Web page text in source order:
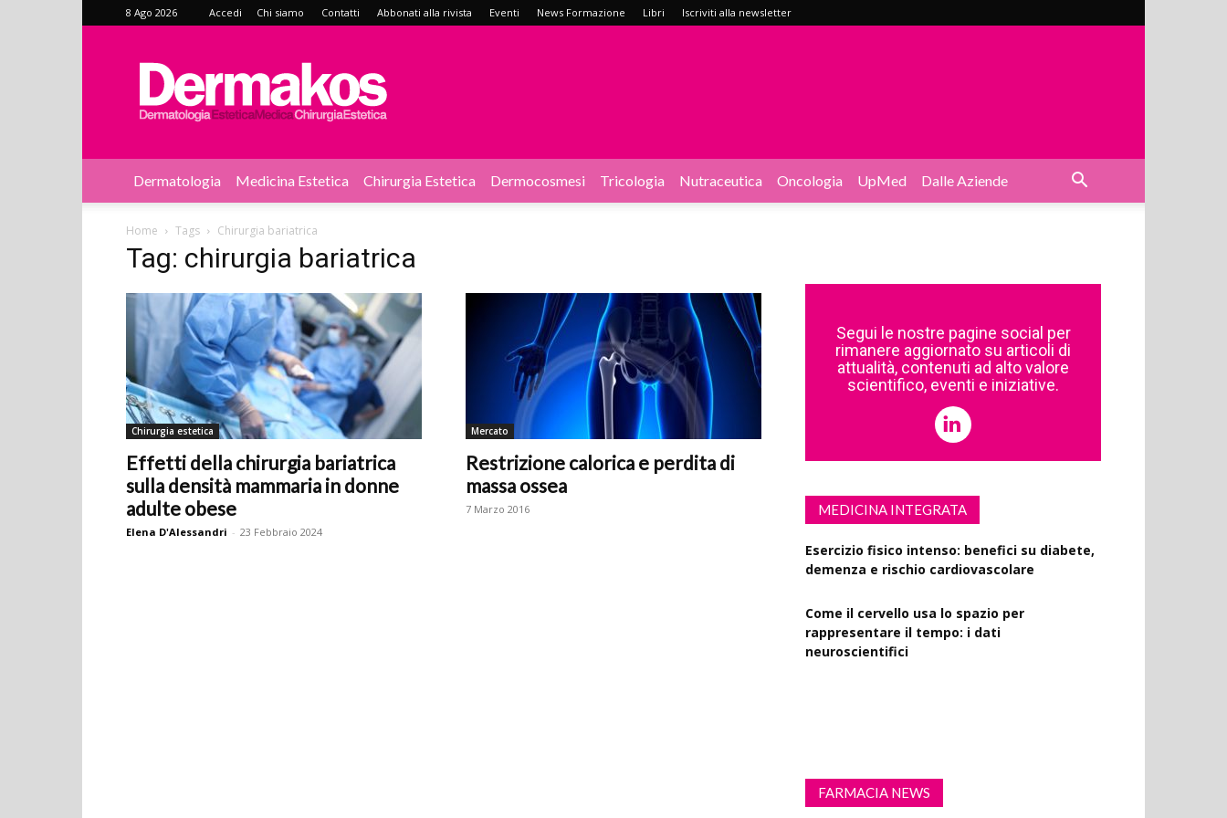
8 Ago 2026 Accedi Chi siamo Contatti Abbonati alla rivista Eventi News Formazione Libri Iscriviti alla newsletter
Dermakos
Dermatologia Medicina Estetica Chirurgia Estetica Dermocosmesi Tricologia Nutraceutica Oncologia UpMed Dalle Aziende
Home Tags Chirurgia bariatrica
Tag: chirurgia bariatrica
Chirurgia estetica
Effetti della chirurgia bariatrica
sulla densità mammaria in donne
adulte obese
Elena D'Alessandri - 23 Febbraio 2024
Mercato
Restrizione calorica e perdita di
massa ossea
7 Marzo 2016
Segui le nostre pagine social per
rimanere aggiornato su articoli di
attualità, contenuti ad alto valore
scientifico, eventi e iniziative.
MEDICINA INTEGRATA
Esercizio fisico intenso: benefici su diabete,
demenza e rischio cardiovascolare
Come il cervello usa lo spazio per
rappresentare il tempo: i dati
neuroscientifici
FARMACIA NEWS